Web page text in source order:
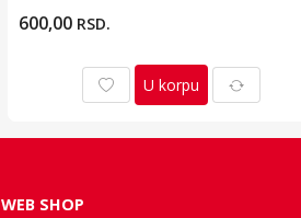
600,00 RSD.
U korpu
WEB SHOP